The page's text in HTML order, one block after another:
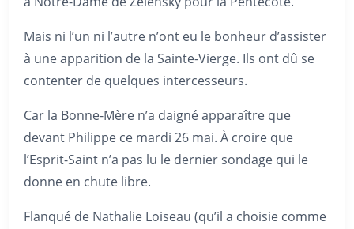
Mais ni l’un ni l’autre n’ont eu le bonheur d’assister
à une apparition de la Sainte-Vierge. Ils ont dû se
contenter de quelques intercesseurs.
Car la Bonne-Mère n’a daigné apparaître que
devant Philippe ce mardi 26 mai. À croire que
l’Esprit-Saint n’a pas lu le dernier sondage qui le
donne en chute libre.
Flanqué de Nathalie Loiseau (qu’il a choisie comme